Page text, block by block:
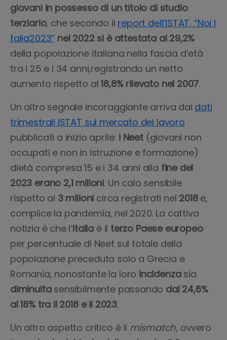
giovani in possesso di un titolo di studio
terziario, che secondo il report dell’ISTAT, “Noi I
talia2023” nel 2022 si è attestata al 29,2%
della popolazione italiana nella fascia d’età
tra i 25 e i 34 anni,registrando un netto
aumento rispetto al18,8% rilevato nel 2007.
Un altro segnale incoraggiante arriva dai dati
trimestrali ISTAT sul mercato del lavoro
pubblicati a inizio aprile: i Neet(giovani non
occupati e non in istruzione e formazione)
dietà compresa 15 e i 34 anni alla fine del
2023 erano 2,1 milioni. Un calo sensibile
rispetto ai 3 milioni circa registrati nel 2018e,
complice la pandemia, nel 2020. La cattiva
notizia è che l’Italia è il terzo Paese europeo
per percentuale di Neet sul totale della
popolazione preceduta solo a Grecia e
Romania, nonostante la loro incidenzasia
diminuita sensibilmente passando dal 24,6%
al 18% tra il 2018 e il 2023.
Un altro aspetto critico è il mismatch, ovvero